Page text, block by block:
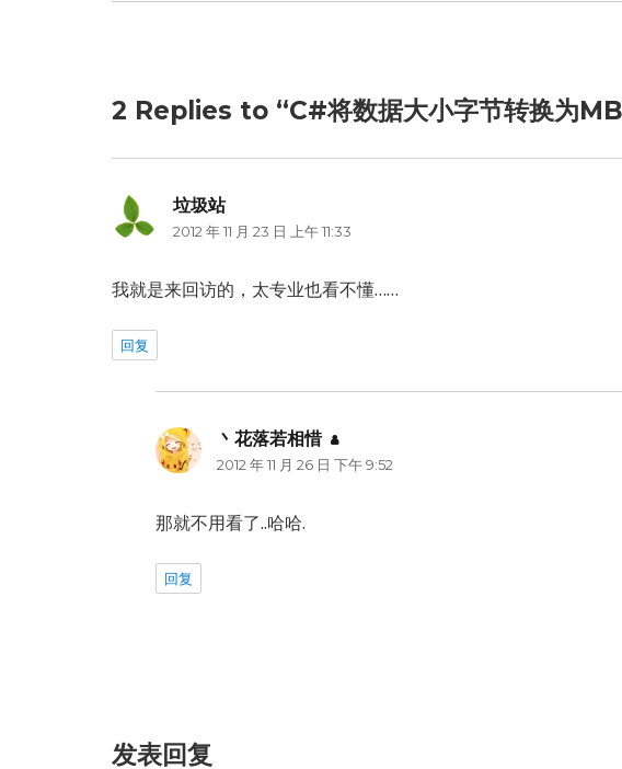
2 Replies to “C#将数据大小字节转换为
垃圾站说
道：
2012 年 11 月 23 日 上午 11:33
我就是来回访的，太专业也看不懂……
回复
丶花落若相惜 说
道：
2012 年 11 月 26 日 下午 9:52
那就不用看了..哈哈.
回复
发表回复